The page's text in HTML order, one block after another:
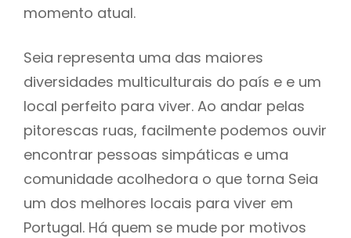
momento atual.
Seia representa uma das maiores
diversidades multiculturais do país e e um
local perfeito para viver. Ao andar pelas
pitorescas ruas, facilmente podemos ouvir
encontrar pessoas simpáticas e uma
comunidade acolhedora o que torna Seia
um dos melhores locais para viver em
Portugal. Há quem se mude por motivos